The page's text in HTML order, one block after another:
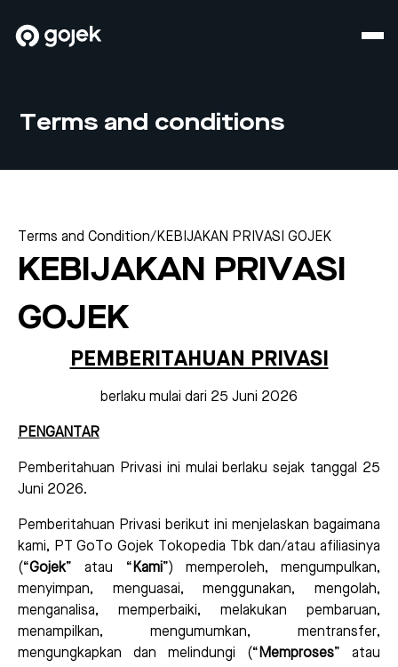
Terms and conditions
Terms and Condition/ KEBIJAKAN PRIVASI GOJEK
KEBIJAKAN PRIVASI
GOJEK
PEMBERITAHUAN PRIVASI
berlaku mulai dari 25 Juni 2026
PENGANTAR
Pemberitahuan Privasi ini mulai berlaku sejak tanggal 25
Juni 2026.
Pemberitahuan Privasi berikut ini menjelaskan bagaimana
kami, PT GoTo Gojek Tokopedia Tbk dan/atau afiliasinya
(“Gojek” atau “ Kami”) memperoleh, mengumpulkan,
menyimpan, menguasai, menggunakan, mengolah,
menganalisa, memperbaiki, melakukan pembaruan,
menampilkan, mengumumkan, mentransfer,
mengungkapkan dan melindungi (“ Memproses” atau